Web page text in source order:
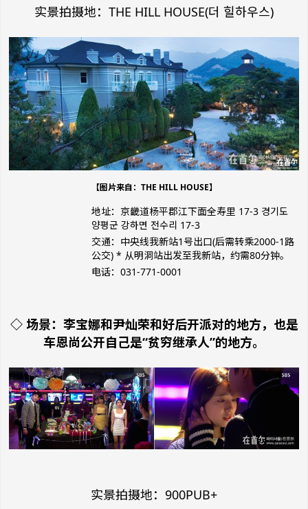
实景拍摄地：THE HILL HOUSE(더 힐하우스)
【图片来自：THE HILL HOUSE】
地址：京畿道杨平郡江下面全寿里 17-3 경기도
양평군 강하면 전수리 17-3
交通：中央线我新站1号出口(后需转乘2000-1路
公交) * 从明洞站出发至我新站，约需80分钟。
电话：031-771-0001
◇ 场景：李宝娜和尹灿荣和好后开派对的地方，也是
车恩尚公开自己是“贫穷继承人”的地方。
实景拍摄地：900PUB+